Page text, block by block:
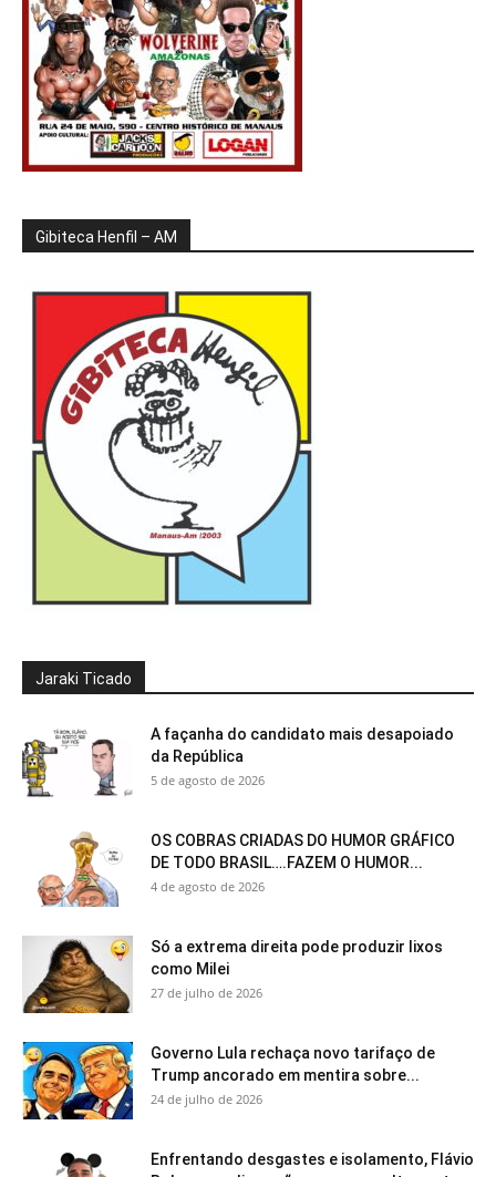
Gibiteca Henfil – AM
Jaraki Ticado
A façanha do candidato mais desapoiado
da República
5 de agosto de 2026
OS COBRAS CRIADAS DO HUMOR GRÁFICO
DE TODO BRASIL….FAZEM O HUMOR...
4 de agosto de 2026
Só a extrema direita pode produzir lixos
como Milei
27 de julho de 2026
Governo Lula rechaça novo tarifaço de
Trump ancorado em mentira sobre...
24 de julho de 2026
Enfrentando desgastes e isolamento, Flávio